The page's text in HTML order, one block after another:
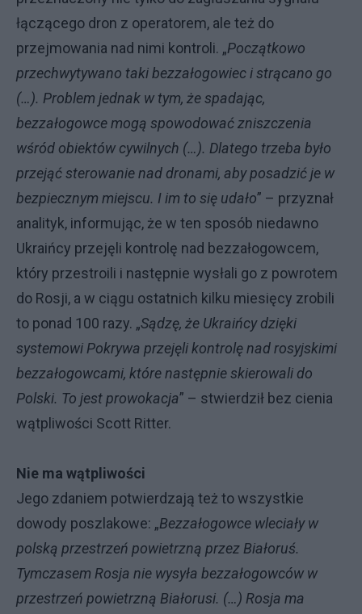
łączącego dron z operatorem, ale też do
przejmowania nad nimi kontroli. „Początkowo
przechwytywano taki bezzałogowiec i strącano go
(…). Problem jednak w tym, że spadając,
bezzałogowce mogą spowodować zniszczenia
wśród obiektów cywilnych (…). Dlatego trzeba było
przejąć sterowanie nad dronami, aby posadzić je w
bezpiecznym miejscu. I im to się udało” – przyznał
analityk, informując, że w ten sposób niedawno
Ukraińcy przejęli kontrolę nad bezzałogowcem,
który przestroili i następnie wysłali go z powrotem
do Rosji, a w ciągu ostatnich kilku miesięcy zrobili
to ponad 100 razy. „Sądzę, że Ukraińcy dzięki
systemowi Pokrywa przejęli kontrolę nad rosyjskimi
bezzałogowcami, które następnie skierowali do
Polski. To jest prowokacja” – stwierdził bez cienia
wątpliwości Scott Ritter.
Nie ma wątpliwości
Jego zdaniem potwierdzają też to wszystkie
dowody poszlakowe: „Bezzałogowce wleciały w
polską przestrzeń powietrzną przez Białoruś.
Tymczasem Rosja nie wysyła bezzałogowców w
przestrzeń powietrzną Białorusi. (…) Rosja ma